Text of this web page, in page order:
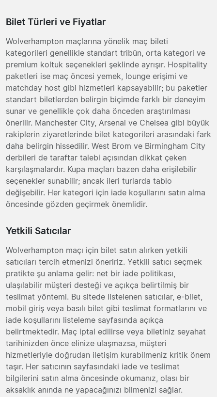
Bilet Türleri ve Fiyatlar
Wolverhampton maçlarına yönelik maç bileti
kategorileri genellikle standart tribün, orta kategori ve
premium koltuk seçenekleri şeklinde ayrışır. Hospitality
paketleri ise maç öncesi yemek, lounge erişimi ve
matchday host gibi hizmetleri kapsayabilir; bu paketler
standart biletlerden belirgin biçimde farklı bir deneyim
sunar ve genellikle çok daha önceden araştırılması
önerilir. Manchester City, Arsenal ve Chelsea gibi büyük
rakiplerin ziyaretlerinde bilet kategorileri arasındaki fark
daha belirgin hissedilir. West Brom ve Birmingham City
derbileri de taraftar talebi açısından dikkat çeken
karşılaşmalardır. Kupa maçları bazen daha erişilebilir
seçenekler sunabilir; ancak ileri turlarda tablo
değişebilir. Her kategori için iade koşullarını satın alma
öncesinde gözden geçirmek önemlidir.
Yetkili Satıcılar
Wolverhampton maçı için bilet satın alırken yetkili
satıcıları tercih etmenizi öneririz. Yetkili satıcı seçmek
pratikte şu anlama gelir: net bir iade politikası,
ulaşılabilir müşteri desteği ve açıkça belirtilmiş bir
teslimat yöntemi. Bu sitede listelenen satıcılar, e-bilet,
mobil giriş veya basılı bilet gibi teslimat formatlarını ve
iade koşullarını listeleme sayfasında açıkça
belirtmektedir. Maç iptal edilirse veya biletiniz seyahat
tarihinizden önce elinize ulaşmazsa, müşteri
hizmetleriyle doğrudan iletişim kurabilmeniz kritik önem
taşır. Her satıcının sayfasındaki iade ve teslimat
bilgilerini satın alma öncesinde okumanız, olası bir
aksaklık anında ne yapacağınızı bilmenizi sağlar.